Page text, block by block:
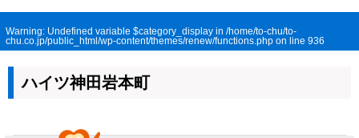
Warning: Undefined variable $category_display in /home/to-chu/to-
chu.co.jp/public_html/wp-content/themes/renew/functions.php on line 936
ハイツ神田岩本町